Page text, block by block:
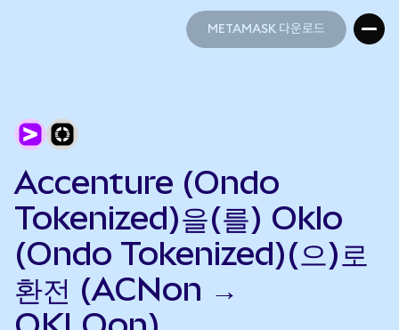
METAMASK 다운로드
Accenture (Ondo
Tokenized)을(를) Oklo
(Ondo Tokenized)(으)로
환전 (ACNon →